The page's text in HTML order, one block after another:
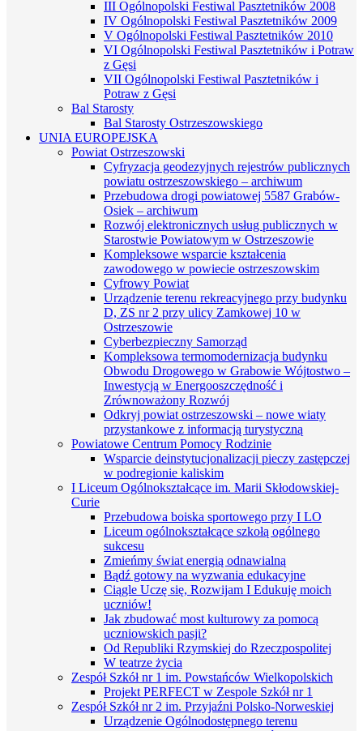
III Ogólnopolski Festiwal Pasztetników 2008
IV Ogólnopolski Festiwal Pasztetników 2009
V Ogólnopolski Festiwal Pasztetników 2010
VI Ogólnopolski Festiwal Pasztetników i Potraw
z Gęsi
VII Ogólnopolski Festiwal Pasztetników i
Potraw z Gęsi
Bal Starosty
Bal Starosty Ostrzeszowskiego
UNIA EUROPEJSKA
Powiat Ostrzeszowski
Cyfryzacja geodezyjnych rejestrów publicznych
powiatu ostrzeszowskiego – archiwum
Przebudowa drogi powiatowej 5587 Grabów-
Osiek – archiwum
Rozwój elektronicznych usług publicznych w
Starostwie Powiatowym w Ostrzeszowie
Kompleksowe wsparcie kształcenia
zawodowego w powiecie ostrzeszowskim
Cyfrowy Powiat
Urządzenie terenu rekreacyjnego przy budynku
D, ZS nr 2 przy ulicy Zamkowej 10 w
Ostrzeszowie
Cyberbezpieczny Samorząd
Kompleksowa termomodernizacja budynku
Obwodu Drogowego w Grabowie Wójtostwo –
Inwestycją w Energooszczędność i
Zrównoważony Rozwój
Odkryj powiat ostrzeszowski – nowe wiaty
przystankowe z informacją turystyczną
Powiatowe Centrum Pomocy Rodzinie
Wsparcie deinstytucjonalizacji pieczy zastępczej
w podregionie kaliskim
I Liceum Ogólnokształcące im. Marii Skłodowskiej-
Curie
Przebudowa boiska sportowego przy I LO
Liceum ogólnokształcące szkołą ogólnego
sukcesu
Zmieńmy świat energią odnawialną
Bądź gotowy na wyzwania edukacyjne
Ciągle Uczę się, Rozwijam I Edukuję moich
uczniów!
Jak zbudować most kulturowy za pomocą
uczniowskich pasji?
Od Republiki Rzymskiej do Rzeczpospolitej
W teatrze życia
Zespół Szkół nr 1 im. Powstańców Wielkopolskich
Projekt PERFECT w Zespole Szkół nr 1
Zespół Szkół nr 2 im. Przyjaźni Polsko-Norweskiej
Urządzenie Ogólnodostępnego terenu